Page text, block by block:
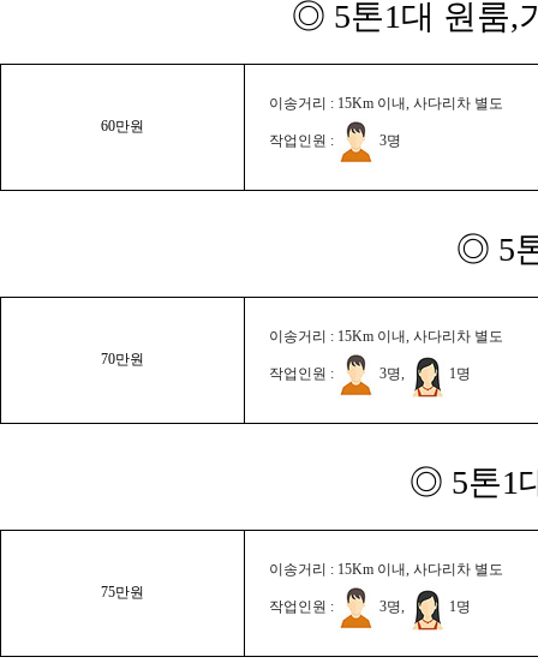
◎ 5톤1대 원룸,
60만원
이송거리 : 15Km 이내, 사다리차 별도
작업인원 : 3명
◎ 5
70만원
이송거리 : 15Km 이내, 사다리차 별도
작업인원 : 3명, 1명
◎ 5톤1
75만원
이송거리 : 15Km 이내, 사다리차 별도
작업인원 : 3명, 1명